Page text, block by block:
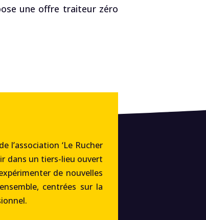
une offre traiteur zéro
l’association ‘Le Rucher
dans un tiers-lieu ouvert
de nouvelles
centrées sur la